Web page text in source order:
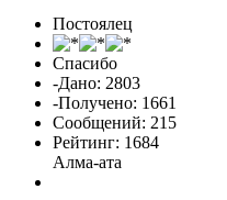
Постоялец
Спасибо
-Дано: 2803
-Получено: 1661
Сообщений: 215
Рейтинг: 1684
Алма-ата